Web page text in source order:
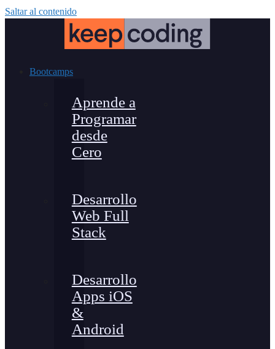
Saltar al contenido
Bootcamps
Aprende a
Programar
desde
Cero
Desarrollo
Web Full
Stack
Desarrollo
Apps iOS
&
Android